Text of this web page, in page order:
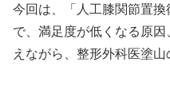
今回は、「人工膝関節置
で、満足度が低くなる原
えながら、整形外科医塗山